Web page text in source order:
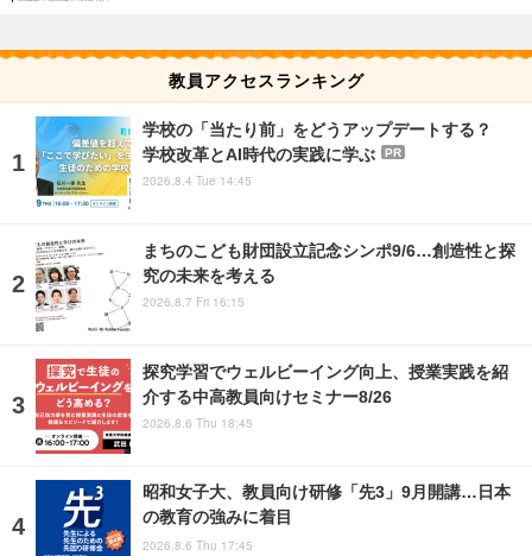
教員アクセスランキング
学校の「当たり前」をどうアップデートする？
学校改革とAI時代の実践に学ぶ
PR
2026.8.4 Tue 14:45
まちのこども財団設立記念シンポ9/6…創造性と探
究の未来を考える
2026.8.7 Fri 16:15
探究学習でウェルビーイング向上、授業実践を紹
介する中高教員向けセミナー8/26
2026.8.6 Thu 18:45
昭和女子大、教員向け研修「先3」9月開講…日本
の教育の強みに着目
2026.8.6 Thu 17:45